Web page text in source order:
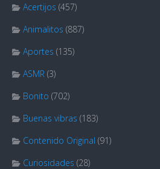
Acertijos (457)
Animalitos (887)
Aportes (135)
ASMR (3)
Bonito (702)
Buenas vibras (183)
Contenido Original (91)
Curiosidades (28)